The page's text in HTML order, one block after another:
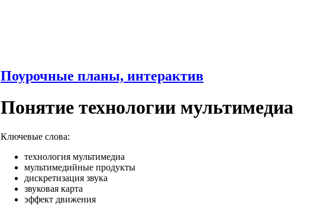
Поурочные планы, интерактив
Понятие технологии мультимедиа
Ключевые слова:
технология мультимедиа
мультимедийные продукты
дискретизация звука
звуковая карта
эффект движения